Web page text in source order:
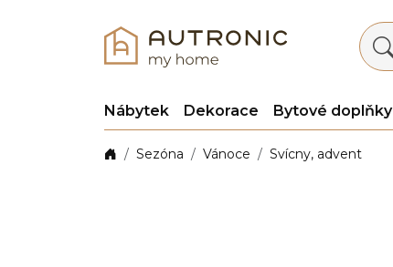
Nábytek Dekorace Bytové doplňky
Sezóna Vánoce Svícny, advent